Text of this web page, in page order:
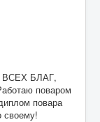
ВСЕХ БЛАГ,
поваром
повара
своему!